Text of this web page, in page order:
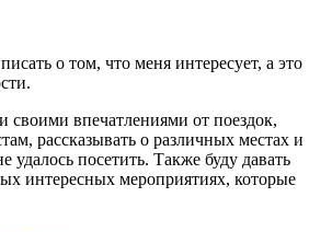
о том, что меня интересует, а это
своими впечатлениями от поездок,
рассказывать о различных местах и
удалось посетить. Также буду давать
интересных мероприятиях, которые